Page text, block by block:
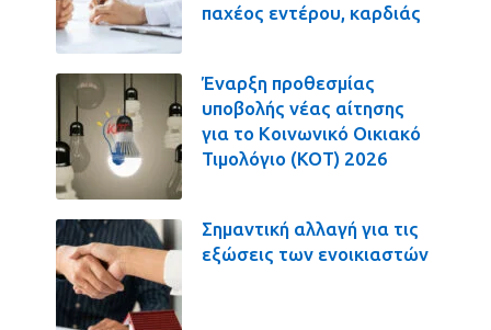
παχέος εντέρου, καρδιάς
Έναρξη προθεσμίας
υποβολής νέας αίτησης
για το Κοινωνικό Οικιακό
Τιμολόγιο (ΚΟΤ) 2026
Σημαντική αλλαγή για τις
εξώσεις των ενοικιαστών